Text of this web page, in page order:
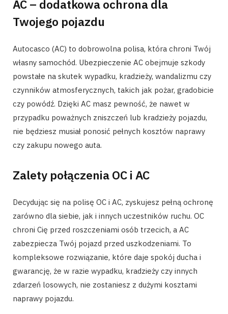
AC – dodatkowa ochrona dla
Twojego pojazdu
Autocasco (AC) to dobrowolna polisa, która chroni Twój
własny samochód. Ubezpieczenie AC obejmuje szkody
powstałe na skutek wypadku, kradzieży, wandalizmu czy
czynników atmosferycznych, takich jak pożar, gradobicie
czy powódź. Dzięki AC masz pewność, że nawet w
przypadku poważnych zniszczeń lub kradzieży pojazdu,
nie będziesz musiał ponosić pełnych kosztów naprawy
czy zakupu nowego auta.
Zalety połączenia OC i AC
Decydując się na polisę OC i AC, zyskujesz pełną ochronę
zarówno dla siebie, jak i innych uczestników ruchu. OC
chroni Cię przed roszczeniami osób trzecich, a AC
zabezpiecza Twój pojazd przed uszkodzeniami. To
kompleksowe rozwiązanie, które daje spokój ducha i
gwarancję, że w razie wypadku, kradzieży czy innych
zdarzeń losowych, nie zostaniesz z dużymi kosztami
naprawy pojazdu.